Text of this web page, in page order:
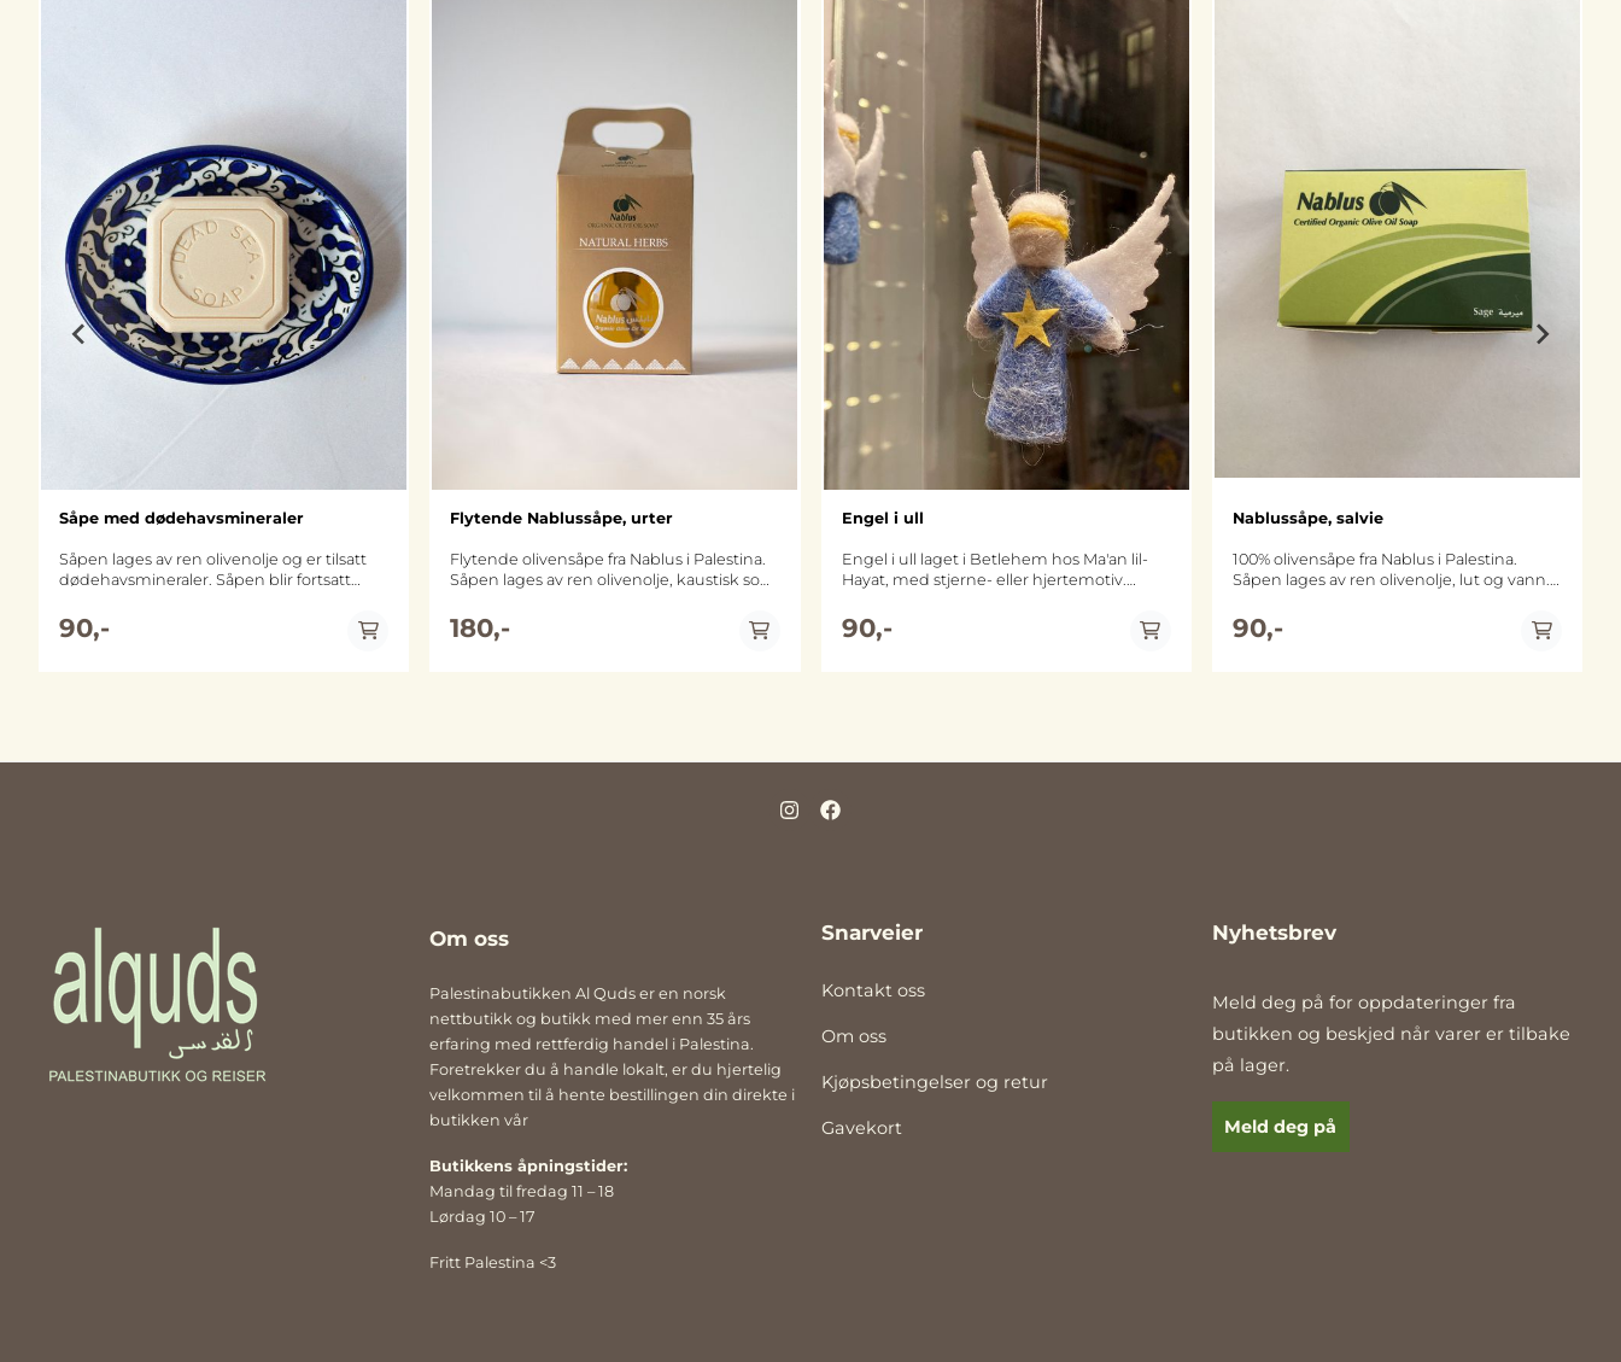
Såpe med dødehavsmineraler
Såpen lages av ren olivenolje og er tilsatt
dødehavsmineraler. Såpen blir fortsatt
Company i Palestina, som har røtter helt
tilbake til 1600-tallet. Såpen er sertifisert
90,-
Flytende Nablussåpe, urter
Flytende olivensåpe fra Nablus i Palestina.
Såpen lages av ren olivenolje, kaustisk soda
oljeblanding bestående av salvie, timian,
svart cumin og tetreolje. Denne
tradisjonelt vis hos Nablus Soap Company
180,-
Engel i ull
Engel i ull laget i Betlehem hos Ma'an lil-
Hayat, med stjerne- eller hjertemotiv.
som fokuserer på å skape felleskap
for mennesker med og uten
Betlehem-regionen Størrelse: ca. 7 x 5 cm
90,-
Nablussåpe, salvie
100% olivensåpe fra Nablus i Palestina.
Såpen lages av ren olivenolje, lut og vann.
revitalisere og stramme opp huden. Såpe
som er laget med extra virgin olivenolje
av ECOCERT og halal-merket. ca 100 gram.
90,-
Om oss
Palestinabutikken Al Quds er en norsk
nettbutikk og butikk med mer enn 35 års
erfaring med rettferdig handel i Palestina.
Foretrekker du å handle lokalt, er du hjertelig
velkommen til å hente bestillingen din direkte i
butikken vår
Butikkens åpningstider:
Mandag til fredag 11 – 18
Lørdag 10 – 17
Fritt Palestina <3
Snarveier
Kontakt oss
Om oss
Kjøpsbetingelser og retur
Gavekort
Nyhetsbrev
Meld deg på for oppdateringer fra
butikken og beskjed når varer er tilbake
på lager.
Meld deg på